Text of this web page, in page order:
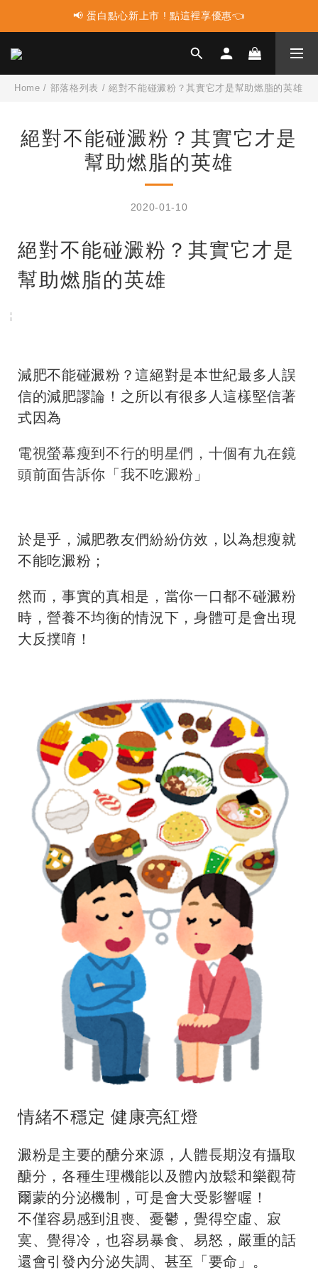
📢 蛋白點心新上市 ! 點這裡享優惠👈
📢 蛋白點心新上市 ! 點這裡享優惠👈
📢 多件組合任選2件再享9折優惠🤩最高可省$3000元！
Home / 部落格列表 /絕對不能碰澱粉？其實它才是幫助燃脂的英雄
絕對不能碰澱粉？其實它才是
幫助燃脂的英雄
2020-01-10
絕對不能碰澱粉？其實它才是
幫助燃脂的英雄
減肥不能碰澱粉？這絕對是本世紀最多人誤
信的減肥謬論！之所以有很多人這樣堅信著
式因為
電視螢幕瘦到不行的明星們，十個有九在鏡
頭前面告訴你「我不吃澱粉」
於是乎，減肥教友們紛紛仿效，以為想瘦就
不能吃澱粉；
然而，事實的真相是，當你一口都不碰澱粉
時，營養不均衡的情況下，身體可是會出現
大反撲唷！
情緒不穩定 健康亮紅燈
澱粉是主要的醣分來源，人體長期沒有攝取
醣分，各種生理機能以及體內放鬆和樂觀荷
爾蒙的分泌機制，可是會大受影響喔！
不僅容易感到沮喪、憂鬱，覺得空虛、寂
寞、覺得冷，也容易暴食、易怒，嚴重的話
還會引發內分泌失調、甚至「要命」。